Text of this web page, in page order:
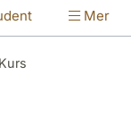
Mer
Kurs